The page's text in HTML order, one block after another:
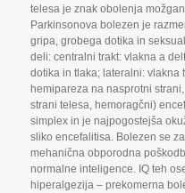
telesa je znak obolenja
Parkinsonova bolezen je
gripa,grobega dotika in
deli: centralni trakt: vlakna a
dotika in tlaka; lateralni: vlakna
hemipareza na nasprotni strani,
strani telesa, hemoragčni)
simplex in je najpogostejša
sliko encefalitisa. Bolezen se
mehanična obporodna
normalne inteligence. IQ teh
hiperalgezija – prekomerna